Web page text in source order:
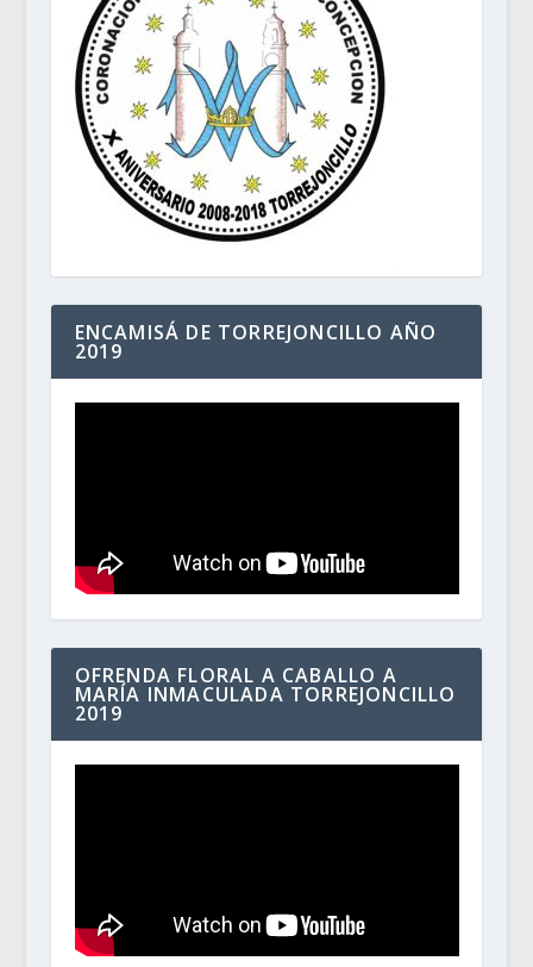
ENCAMISÁ DE TORREJONCILLO AÑO
2019
OFRENDA FLORAL A CABALLO A
MARÍA INMACULADA TORREJONCILLO
2019